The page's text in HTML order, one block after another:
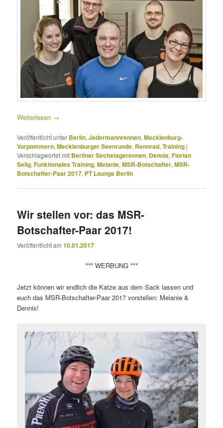
Weiterlesen →
Veröffentlicht unter Berlin,Jedermannrennen,Mecklenburg-
Vorpommern,Mecklenburger Seenrunde, Rennrad,Training |
Verschlagwortet mit Berliner Sechstagerennen, Dennis,Florian
Selig,Funktionales Training,Melanie,MSR-Botschafter,MSR-
Botschafter-Paar 2017, PT Lounge Berlin
Wir stellen vor: das MSR-
Botschafter-Paar 2017!
Veröffentlicht am10.01.2017
*** WERBUNG ***
Jetzt können wir endlich die Katze aus dem Sack lassen und
euch das MSR-Botschafter-Paar 2017 vorstellen: Melanie &
Dennis!